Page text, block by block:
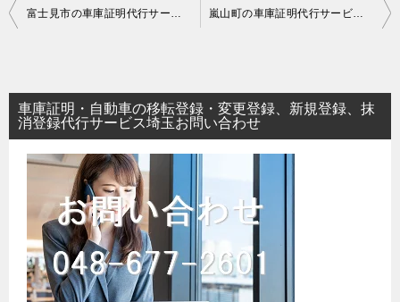
投
ビ
ゲ
富士見市の車庫証明代行サービス｜埼玉県 嵐山町の車庫証明代行サービス｜埼玉県
車庫証明・自動車の移転登録・変更登録、新規登録、抹
消登録代行サービス埼玉お問い合わせ